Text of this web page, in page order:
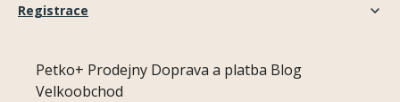
Registrace
Petko+ Prodejny Doprava a platba Blog
Velkoobchod